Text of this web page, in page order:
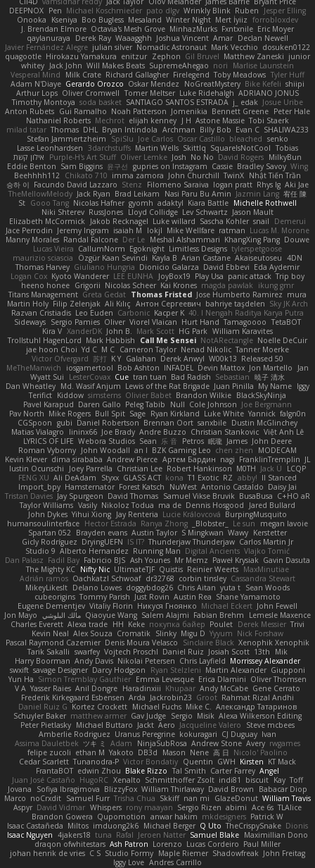
DEEPNOX Pen Michael Koschmieder pato dlgv Wrinkly Blink Ruben
Jesper Elling
Onooka
Kseniya Boo Bugless Mesaland Winter Night Mert İyiiz forrobloxdev
J. Brendan Elmore Octavia's Mesh Grove MinhazMurks Fxntxnile Eric Moyer
qaylanuraya
Derek Ray Waaagghh Joshua Vincent Amar Declan Newell
Javier Fernández Alegre julian silver Nomadic Astronaut Mark Vecchio dosuken0122
quagootle Hirokazu Yamakura enitzur Zephon Gil Bruvel Matthew Zaneski junior
whitey Jack John Will Makes Beats SupremeAhegao nori
Marlise Launstein
Vesperal Mind
Milk Crate Richard Gallagher Firelegend Toby Meadows Tyler Huff
Adam N'Diaye Gerardo Orozco Oskar Mendez NoGreatMystery Bike Kefeli shiipi
Arthur Lops Oliver Cromwell Tomer Meltser Luke Ridehalgh ADRIANO JONUS
Timothy Montoya soda basket SANTIAGO SANTOS ESTRADA j_ edak Josue Uribe
Anton Rubets Gui Ramalho Noah Patterson Jomenikia Bennett Greene Peter Hale
Nathaniel Roberts Mechrot elijah kenney J H Astone Massie Tobi Staerk
milad tatar Thomas DHL Bryan Intindola Archman Billy Bob Evan C SHALIWA233
Stefan Jammertzheim
SpiSlu Joe Carlos Oscar Castillo bleached senko
Lasse Leonhardsen
3darchstuffs Martin Wells Skittlq SquareIsNotCool Tobias
אילון קשת
Purple-H's Art Stuff Oliver Lemke Josh No No David Rogers MilkyBun
Eddie Benton Sam Biggins 윤구선 gupries on Instagram Cassie Bradley Savoy Wing
Beehhhh112
Chikato 710 imma zamora John Churchill TwinX Nhật Tiến Trần
승하 이 Facundo David Lazzaro Stenz Filomeno Saraiva logan pratt Rhys lg Aki Jae
TheMellowMelody Jack Ryan Brad Leikam Nasi Paru Bu Amin Jazmin Lang 宥任 陳
St Gooo Tang Nicolas Hafner gyomh adaktyl Kiara Battle Michelle Rothwell
Niki Shterev RussJones Lloyd Collidge Lev Schwartz Jason Mault
Elizabeth McCormick
Jakob Recknagel Luke willard Sascha Kohler snail
Demerui
Jace Perrodin Jeremy Ingram isaiah M lokjl Mike Wellfare ratman Lucas M. Morone
Manny Morales Randal Falcone Der Le Meshal Alshammari KhangXing Pang Douwe
Lucas Vieira CallumNorm Egoknight Limitless Designs tylerspetgoose
maurizio sciascia
Özgür Kaan Sevindi Kayla B Arian Castane Akaiseutoseu 4DN
Thomas Harvey Giuliano Hungria Dionicio Galarza David Ebbevi Eda Aydemir
Logan Cox Kyoto Wanderer LEE EUNHA JoyBox19 Play Usa panic attack Trip boy
heeno honee Grigorii Nicolas Scheer Kai Krones magda pawlak
ikung gmr
Titans Management Greta Gedat Thomas Fristed Jose Humberto Ramirez mura
Martin Holy Filip Zelenjak Ali Kılıç Антон Сергеевич bahriye taşdelen Sky JK Arch
Razvan Cristiadis Leo Euden Carbonic Kacper K 40. I Nengah Raditya Karya Putra
Sideways Sergio Pamies Oliver Viorel Vlaican Hurt Hand Tamagoooo TetaBOT
Kira V XanderDK John B. Mark Scott HG Park William Karavites
Trollstuhl HagenLord Mark Habbish Call Me Sensei NotARectangle Noelle DeCuir
jae hoon Choi Yd C M C Cameron Taylor Nenad Nikolic Tanner Moerke
Victor Ofvergard 苏打 K Y Galahan Derek Anwyl W00k13 Released 50
MeTheManwich
iosgamertool Bob Ashton INFADEL Devin Mattox Jon Martello
Jan
Wyatt Sui
LesterCovax Cue tran tuan Bad Radish Sebastian 暁子 清水
Dan Wheatley Md. Wasif Anjum Lewis of the Rat Brigade Juan Pinilla My Name Iggy
Terifict Kiddow simsterns Olivier Babet Brandon Wilkie BlackSkyNinja
Pavel Karapud Daren Gallo Peleg Tabib Null Cole Johnson Joe Bergmann
Pav North Mike Rogers Bull Spit Sage Ryan Kirkland Luke White Yannick falgn0n
CGSpoon gubi Daniel Robertson Brennan Oort sanxbile Dustin McGlinchey
Matias Vialagro
lininx66 Joe Brady Andre Buzzo Christian Stankovic Việt Anh Lê
LYRICS OF LIFE Webora Studios Sean 乐 音 Petros 眠瓏 James John Deere
Roman Vyborny John Woodall an l BZK Gaming Leo chen zhen
MODECAM
Kevin Klever dima sirababa Andrew Pierce Артем Бардин nagi FranklinTremplin JL
Iustin Ocunschi
Joey Parrella Christian Lee Robert Hankinson M0TH Jack Ü
LCQP
FENG XU Ali DeAdam Styxx GLASS ACT kona T1 Exotic RZ abby! ll Stanced
Import_bpy Hamsternator Forest Katsch NuWest Antonio Castaldo Daisy Jai
Tristan Davies Jay Spurgeon David Thomas Samuel Vikse Bruvik BusaBusa C+HO aR
Taylor Williams Vasily Nikoloz Todua ma de Dennis Hosgood
Jared Bullard
John Dykes Yihui Xiong Jay Renteria Lucie Královcová BurpingMusquito
humansoulinterface Hector Estrada Ranya Zhong _Blobster_ Le sun
megan lavoie
Spartan 052
Brayden evans Austin Taylor S Mingkwan Wawy Kerstetter
Gicly Rodríguez DryingUEFN IS IT? Thunderjaw Thunderjaw Carlos Martin Jr
Studio 9 Alberto Hernandez Running Man Digital Ancients Vlajko Tomić
Dan Palasz Fadil Bay Fabricio BJS Ash Younes Mr Memz Paweł Krysiak Gavin Dasuta
The Mighty KC Nifty Nic UltimateTJF Quistis Reinier Weerts MaxMinutiae
Adrián ramos Oachkatzl Schwoaf dr32768 corbin tinsley Cassandra Stewart
MikeyLikesIt Delano Lowes doggybdog26 Chris Aitan yuta t Sean Woods
cubeorigins Tommy Parish Just Rovin Austin Rea Shane Yamamoto
Eugene Dementjev Vitaliy Florin Никуся Гноянко Michael Eckert John Fewell
Jon Mayo مالك البلوشي Qiaoyue Wang Salem Alajmi Fabian Brehm
Lemesle Maxence
Charles Everett Alexa trade HH Keke покупка байер Poulet Derek Messier Trivi
Kevin Neal Alex Souza Cromatik Slinky Migu D Yyyum Nick Forshaw
Pascal Raymond Cazemier Denis Moura Velasco Sinclaire Black Xenophik Xenophik
Tarik Sakalli swarfey Vojtech Proschl Daniel Ruiz Josiah Scott 13th
Mik
Harry Boorman Andy Davis Nikolai Petersen Chris Layfield Morrissey Alexander
swxift savage Designer Darcy Hodgson Ryan Stelzleni Martin Alexander Giupponi
Yun Ha Simon Tremblay Gauthier Emma Levesque Erica Dlamini Oliver Thomsen
V A Yasser Raies Anil Dongre Haradinxiii Khupaar Andy McCabe Gene Cerrato
Frederik Kirkegaard Esbensen Arda Jackrobin23 Groot Rahmat Rizal Andhi
Daniel Ruiz G Kortez Crockett Michael Fuchs Mike C.
Александр Татаринов
Schuyler Baker matthew armer Gav Judge Sergio Misik Alexa Wilkerson Editing
Peter Pietlasky Michael Buttaro Jackt Aero Jacqueline Valero
Steve mcbees
Amberlie Rodriguez Uranus Peregrine kokuragari CJ Duguay Ivan
Assima Dauletbek ツキ ミ Adam NinjaSubRosa Andrew Stone Avery rwgames
felipe zucoli ethan M Yakoto DB3d Mason Nene 高 日 Nicolo' Paolino
Cedar Scarlett Tunanodra-P Victor Bondatiy Quentin GWH Kirsten KT Mack
FrantaBOT edwin Zhou Blake Rizzo Tal Smith Carter Farrey Angel
Juan José Castaño HugoRC Xenalto Schmitthoffer Zsolt indi81 biscuit Kay Toff
Jovana
Sofiya Ibragimova BlizzyFox William Thirlaway David Brown
Babacar Diop
Marco noCrxdit Samuel Furr Trisha Chua Skkiff nan mi GlazeDonut William Travis
Aspyr David Vidmar Whispers rony maayan Sergio Rizen abimi Ace 6s TLAlice
Brandon Gowera Qupomotion anwar hakim mkdesigners Patrick W
Isaac Castañeda Miltos imduong2k6 Michael Berger Q Uto TheCrispySnake Dionis
Isaac Nguyen 4jakers18 tuna Rafal Jeroen Natter Samuel Blake Maximillian Dono
draqon ofwhitestars Ash Patron Lorenzo Lucas Cordeiro Paul Miller
johan henrik de vries C S Studio Formy Maple Riemer Shadowfreak John Freitag
Iggy Love Andres Carrillo